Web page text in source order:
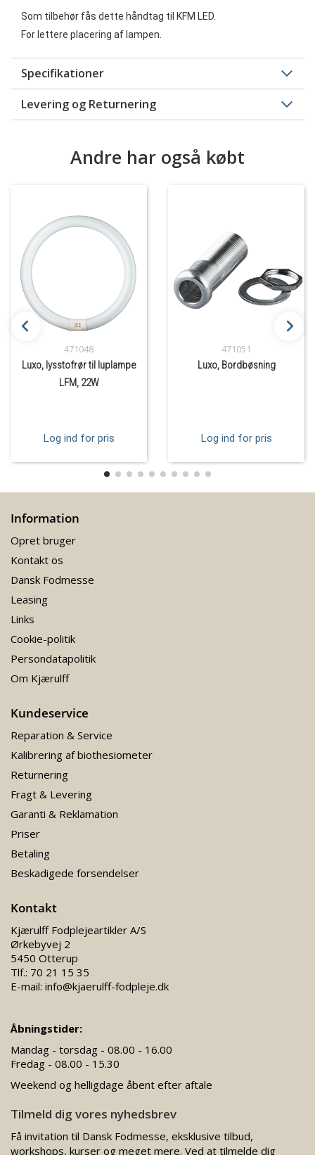
Som tilbehør fås dette håndtag til KFM LED.
For lettere placering af lampen.
Specifikationer
Levering og Returnering
Andre har også købt
471048
Luxo, lysstofrør til luplampe
LFM, 22W
Log ind for pris
471051
Luxo, Bordbøsning
Log ind for pris
Information
Opret bruger
Kontakt os
Dansk Fodmesse
Leasing
Links
Cookie-politik
Persondatapolitik
Om Kjærulff
Kundeservice
Reparation & Service
Kalibrering af biothesiometer
Returnering
Fragt & Levering
Garanti & Reklamation
Priser
Betaling
Beskadigede forsendelser
Kontakt
Kjærulff Fodplejeartikler A/S
Ørkebyvej 2
5450 Otterup
Tlf.: 70 21 15 35
E-mail: info@kjaerulff-fodpleje.dk
Åbningstider:
Mandag - torsdag - 08.00 - 16.00
Fredag - 08.00 - 15.30
Weekend og helligdage åbent efter aftale
Tilmeld dig vores nyhedsbrev
Få invitation til Dansk Fodmesse, eksklusive tilbud,
workshops, kurser og meget mere. Ved at tilmelde dig